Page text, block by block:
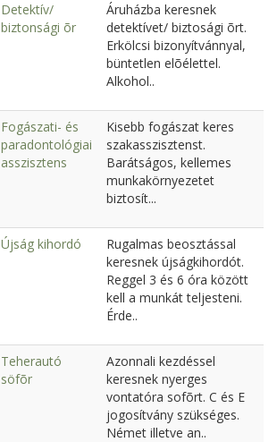
Detektív/
biztonsági õr
Áruházba keresnek
detektívet/ biztosági õrt.
Erkölcsi bizonyítvánnyal,
büntetlen elõélettel.
Alkohol..
Fogászati- és
paradontológiai
asszisztens
Kisebb fogászat keres
szakasszisztenst.
Barátságos, kellemes
munkakörnyezetet
biztosít...
Újság kihordó
Rugalmas beosztással
keresnek újságkihordót.
Reggel 3 és 6 óra között
kell a munkát teljesteni.
Érde..
Teherautó
söfõr
Azonnali kezdéssel
keresnek nyerges
vontatóra sofõrt. C és E
jogosítvány szükséges.
Német illetve an..